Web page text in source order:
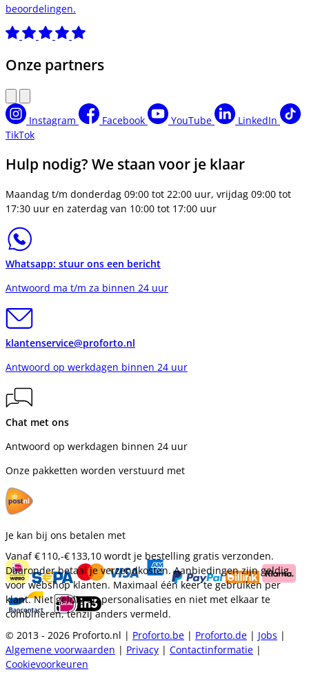
beoordelingen.
Onze partners
Instagram Facebook YouTube
LinkedIn
TikTok
Hulp nodig? We staan voor je klaar
Maandag t/m donderdag 09:00 tot 22:00 uur, vrijdag 09:00 tot
17:30 uur en zaterdag van 10:00 tot 17:00 uur
Whatsapp: stuur ons een bericht
Antwoord ma t/m za binnen 24 uur
klantenservice@proforto.nl
Antwoord op werkdagen binnen 24 uur
Chat met ons
Antwoord op werkdagen binnen 24 uur
Onze pakketten worden verstuurd met
Je kan bij ons betalen met
Vanaf€ 110,-€ 133,10 wordt je bestelling gratis verzonden.
Daaronder betaal je verzendkosten. Aanbiedingen zijn geldig
voor webshop klanten. Maximaal één keer te gebruiken per
klant. Niet geldig op personalisaties en niet met elkaar te
combineren, tenzij anders vermeld.
© 2013 - 2026 Proforto.nl | Proforto.be | Proforto.de | Jobs |
Algemene voorwaarden | Privacy | Contactinformatie |
Cookievoorkeuren